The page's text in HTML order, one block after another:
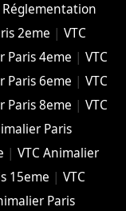
Réglementation
2eme |VTC
Paris 4eme | VTC
Paris 6eme | VTC
Paris 8eme | VTC
Paris
|VTC Animalier
15eme | VTC
Paris